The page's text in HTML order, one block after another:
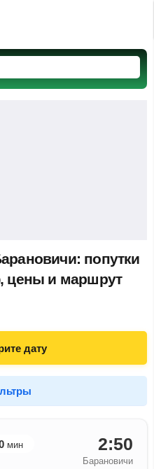
попутки
цены и маршрут
дату
мин 2:50
Барановичи